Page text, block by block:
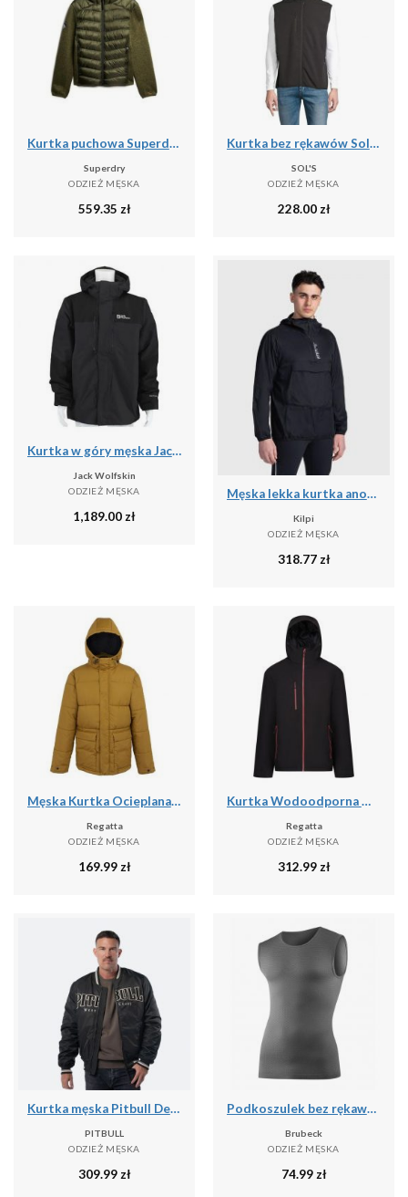
Kurtka puchowa Superdry Storm Hybrid
Superdry
ODZIEŻ MĘSKA
559.35 zł
Kurtka bez rękawów Sol's Falcon Bw
SOL'S
ODZIEŻ MĘSKA
228.00 zł
Kurtka w góry męska Jack Wolfskin A618586350
Jack Wolfskin
ODZIEŻ MĘSKA
1,189.00 zł
Męska lekka kurtka anorak Kilpi ANORI-M
Kilpi
ODZIEŻ MĘSKA
318.77 zł
Męska Kurtka Ocieplana Falkner
Regatta
ODZIEŻ MĘSKA
169.99 zł
Kurtka Wodoodporna Męska Ocieplana
Regatta
ODZIEŻ MĘSKA
312.99 zł
Kurtka męska Pitbull Detroit Baseball
PITBULL
ODZIEŻ MĘSKA
309.99 zł
Podkoszulek bez rękawów Brubeck Base Layer Ultra Light 3D
Brubeck
ODZIEŻ MĘSKA
74.99 zł